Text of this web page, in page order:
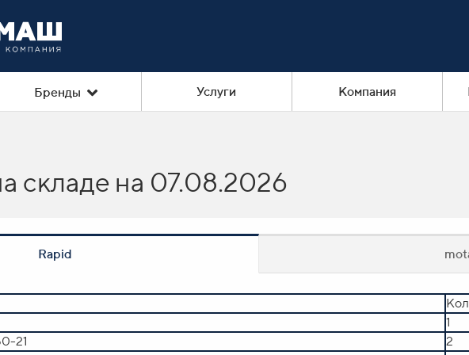
Бренды Услуги Компания
складе на 07.08.2026
Rapid
1
21
2
A 150
1
красителя MINICOLOR swift V
1